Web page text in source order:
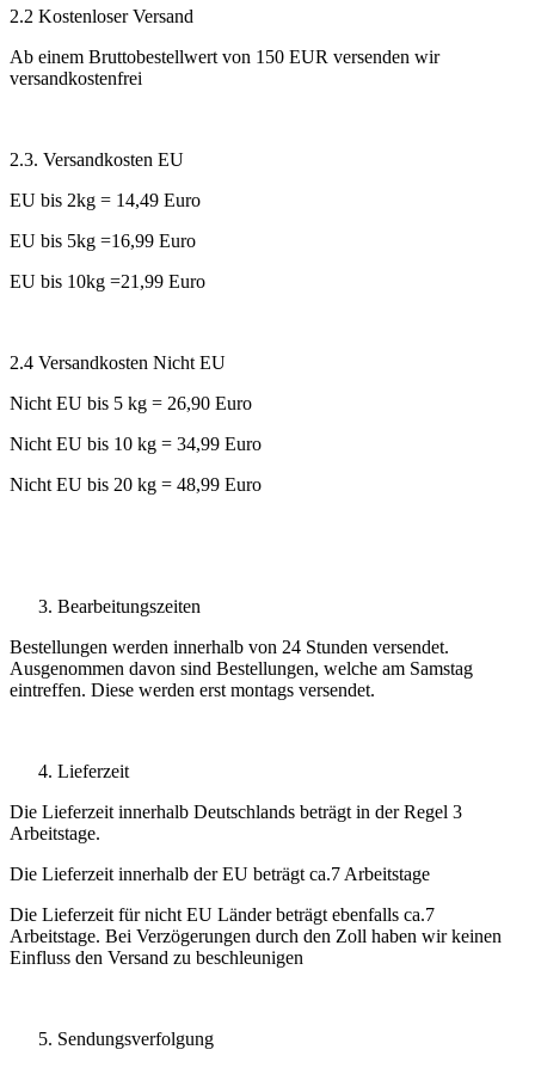
2.2 Kostenloser Versand
Ab einem Bruttobestellwert von 150 EUR versenden wir
versandkostenfrei
2.3. Versandkosten EU
EU bis 2kg = 14,49 Euro
EU bis 5kg =16,99 Euro
EU bis 10kg =21,99 Euro
2.4 Versandkosten Nicht EU
Nicht EU bis 5 kg = 26,90 Euro
Nicht EU bis 10 kg = 34,99 Euro
Nicht EU bis 20 kg = 48,99 Euro
Bearbeitungszeiten
Bestellungen werden innerhalb von 24 Stunden versendet.
Ausgenommen davon sind Bestellungen, welche am Samstag
eintreffen. Diese werden erst montags versendet.
Lieferzeit
Die Lieferzeit innerhalb Deutschlands beträgt in der Regel 3
Arbeitstage.
Die Lieferzeit innerhalb der EU beträgt ca.7 Arbeitstage
Die Lieferzeit für nicht EU Länder beträgt ebenfalls ca.7
Arbeitstage. Bei Verzögerungen durch den Zoll haben wir keinen
Einfluss den Versand zu beschleunigen
Sendungsverfolgung